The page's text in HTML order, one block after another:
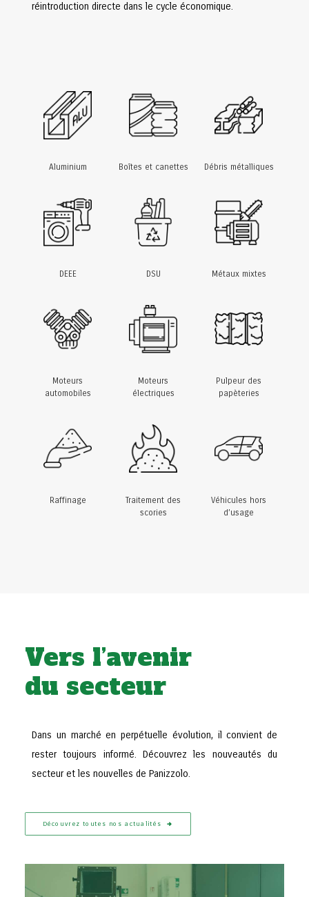
réintroduction directe dans le cycle économique.
Aluminium Boîtes et canettes Débris métalliques
DEEE DSU Métaux mixtes
Moteurs
automobiles
Moteurs
électriques
Pulpeur des
papèteries
Raffinage
Traitement des
scories
Véhicules hors
d’usage
Vers l’avenir
du secteur
Dans un marché en perpétuelle évolution, il convient de
rester toujours informé. Découvrez les nouveautés du
secteur et les nouvelles de Panizzolo.
Découvrez toutes nos actualités